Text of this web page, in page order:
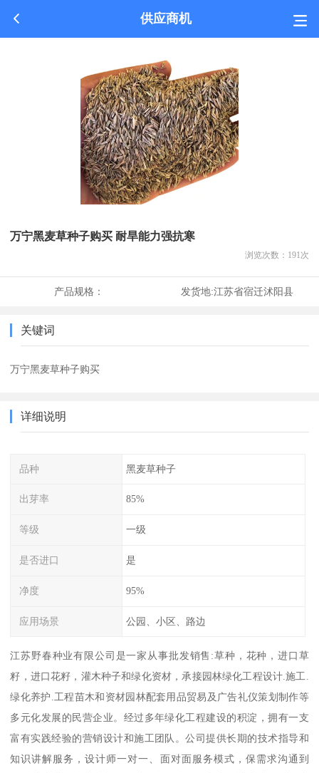
供应商机
万宁黑麦草种子购买 耐旱能力强抗寒
浏览次数： 191 次
产品规格： 发货地:江苏省宿迁沭阳县
关键词
万宁黑麦草种子购买
详细说明
品种 黑麦草种子
出芽率 85%
等级 一级
是否进口 是
净度 95%
应用场景 公园、小区、路边
江苏野春种业有限公司是一家从事批发销售:草种，花种，进口草
籽，进口花籽，灌木种子和绿化资材，承接园林绿化工程设计.施工.
绿化养护.工程苗木和资材园林配套用品贸易及广告礼仪策划制作等
多元化发展的民营企业。经过多年绿化工程建设的积淀，拥有一支
富有实践经验的营销设计和施工团队。公司提供长期的技术指导和
知识讲解服务，设计师一对一、面对面服务模式，保需求沟通到